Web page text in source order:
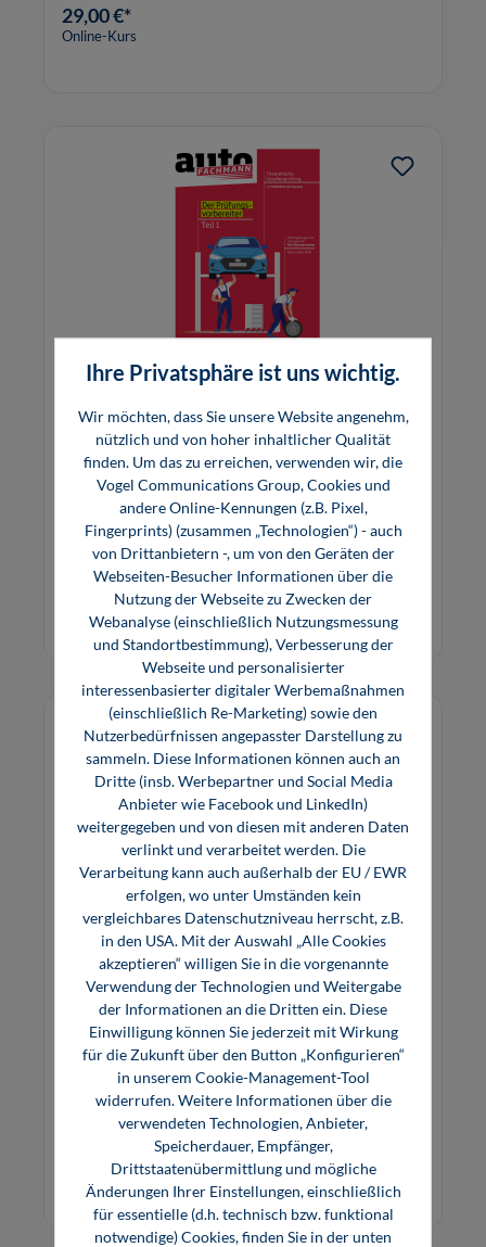
29,00 €*
Online-Kurs
Prüfungsvorbereiter Kfz-Mechatroniker
Theorie Teil 1
Prüfungsvorbereiter Teil 1 Theoretische
Gesellenprüfung: Das Lernbuch zur
Prüfungsvorbereitung auf die Zwischenprüfung
für Kfz-Mechatroniker.
29,00 €*
Prüfungsvorbereiter Kfz-Mechatroniker
Theorie Teil 2
Prüfungsvorbereiter Teil 2 Theoretische
Gesellenprüfung: Das Lernbuch zur
Prüfungsvorbereitung auf die Abschlussprüfung
für Kfz-Mechatroniker.
Ihre Privatsphäre ist uns wichtig.
Wir möchten, dass Sie unsere Website angenehm,
nützlich und von hoher inhaltlicher Qualität
finden. Um das zu erreichen, verwenden wir, die
Vogel Communications Group, Cookies und
andere Online-Kennungen (z.B. Pixel,
Fingerprints) (zusammen „Technologien“) - auch
von Drittanbietern -, um von den Geräten der
Webseiten-Besucher Informationen über die
Nutzung der Webseite zu Zwecken der
Webanalyse (einschließlich Nutzungsmessung
und Standortbestimmung), Verbesserung der
Webseite und personalisierter
interessenbasierter digitaler Werbemaßnahmen
(einschließlich Re-Marketing) sowie den
Nutzerbedürfnissen angepasster Darstellung zu
sammeln. Diese Informationen können auch an
Dritte (insb. Werbepartner und Social Media
Anbieter wie Facebook und LinkedIn)
weitergegeben und von diesen mit anderen Daten
verlinkt und verarbeitet werden. Die
Verarbeitung kann auch außerhalb der EU / EWR
erfolgen, wo unter Umständen kein
vergleichbares Datenschutzniveau herrscht, z.B.
in den USA. Mit der Auswahl „Alle Cookies
akzeptieren“ willigen Sie in die vorgenannte
Verwendung der Technologien und Weitergabe
der Informationen an die Dritten ein. Diese
Einwilligung können Sie jederzeit mit Wirkung
für die Zukunft über den Button „Konfigurieren“
in unserem Cookie-Management-Tool
widerrufen. Weitere Informationen über die
verwendeten Technologien, Anbieter,
Speicherdauer, Empfänger,
Drittstaatenübermittlung und mögliche
Änderungen Ihrer Einstellungen, einschließlich
für essentielle (d.h. technisch bzw. funktional
notwendige) Cookies, finden Sie in der unten